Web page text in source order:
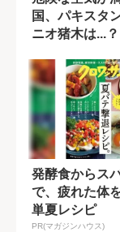
国、パキスタ
ニオ猪木は...
発酵食からス
で、疲れた体
単夏レシピ
PR(マガジンハウス)